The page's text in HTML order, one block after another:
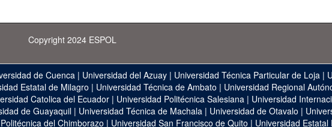
Copyright 2024 ESPOL
de Cuenca | Universidad del Azuay | Universidad Técnica Particular de Loja |
Estatal de Milagro | Universidad Técnica de Ambato | Universidad Regional
Catolica del Ecuador| Universidad Politécnica Salesiana| Universidad
de Guayaquil | Universidad Técnica de Machala | Universidad de Otavalo |
del Chimborazo | Universidad San Francisco de Quito | Universidad